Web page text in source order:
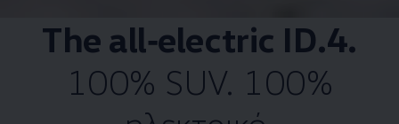
The all‑electric ID.4.
100% SUV. 100%